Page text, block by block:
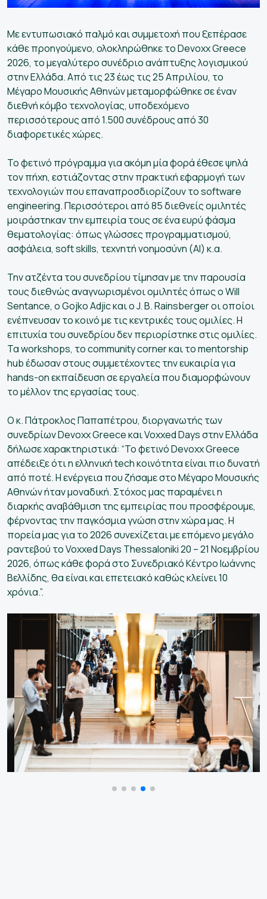
Με εντυπωσιακό παλμό και συμμετοχή που ξεπέρασε
κάθε προηγούμενο, ολοκληρώθηκε το Devoxx Greece
2026, το μεγαλύτερο συνέδριο ανάπτυξης λογισμικού
στην Ελλάδα. Από τις 23 έως τις 25 Απριλίου, το
Μέγαρο Μουσικής Αθηνών μεταμορφώθηκε σε έναν
διεθνή κόμβο τεχνολογίας, υποδεχόμενο
περισσότερους από 1.500 συνέδρους από 30
διαφορετικές χώρες.
Το φετινό πρόγραμμα για ακόμη μία φορά έθεσε ψηλά
τον πήχη, εστιάζοντας στην πρακτική εφαρμογή των
τεχνολογιών που επαναπροσδιορίζουν το software
engineering. Περισσότεροι από 85 διεθνείς ομιλητές
μοιράστηκαν την εμπειρία τους σε ένα ευρύ φάσμα
θεματολογίας: όπως γλώσσες προγραμματισμού,
ασφάλεια, soft skills, τεχνητή νοημοσύνη (ΑΙ) κ.α.
Την ατζέντα του συνεδρίου τίμησαν με την παρουσία
τους διεθνώς αναγνωρισμένοι ομιλητές όπως o Will
Sentance, o Gojko Adjic και ο J. B. Rainsberger οι οποίοι
ενέπνευσαν το κοινό με τις κεντρικές τους ομιλίες. Η
επιτυχία του συνεδρίου δεν περιορίστηκε στις ομιλίες.
Τα workshops, το community corner και το mentorship
hub έδωσαν στους συμμετέχοντες την ευκαιρία για
hands-on εκπαίδευση σε εργαλεία που διαμορφώνουν
το μέλλον της εργασίας τους.
Ο κ. Πάτροκλος Παπαπέτρου, διοργανωτής των
συνεδρίων Devoxx Greece και Voxxed Days στην Ελλάδα
δήλωσε χαρακτηριστικά: “Το φετινό Devoxx Greece
απέδειξε ότι η ελληνική tech κοινότητα είναι πιο δυνατή
από ποτέ. Η ενέργεια που ζήσαμε στο Μέγαρο Μουσικής
Αθηνών ήταν μοναδική. Στόχος μας παραμένει η
διαρκής αναβάθμιση της εμπειρίας που προσφέρουμε,
φέρνοντας την παγκόσμια γνώση στην χώρα μας. Η
πορεία μας για το 2026 συνεχίζεται με επόμενο μεγάλο
ραντεβού το Voxxed Days Thessaloniki 20 – 21 Νοεμβρίου
2026, όπως κάθε φορά στο Συνεδριακό Κέντρο Ιωάννης
Βελλίδης, θα είναι και επετειακό καθώς κλείνει 10
χρόνια.”.